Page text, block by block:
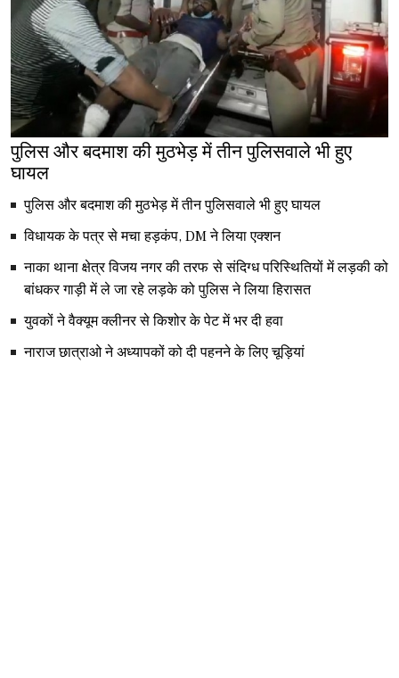
पुलिस और बदमाश की मुठभेड़ में तीन पुलिसवाले भी हुए
घायल
पुलिस और बदमाश की मुठभेड़ में तीन पुलिसवाले भी हुए घायल
विधायक के पत्र से मचा हड़कंप, DM ने लिया एक्शन
नाका थाना क्षेत्र विजय नगर की तरफ से संदिग्ध परिस्थितियों में लड़की को
बांधकर गाड़ी में ले जा रहे लड़के को पुलिस ने लिया हिरासत
युवकों ने वैक्यूम क्लीनर से किशोर के पेट में भर दी हवा
नाराज छात्राओ ने अध्यापकों को दी पहनने के लिए चूड़ियां